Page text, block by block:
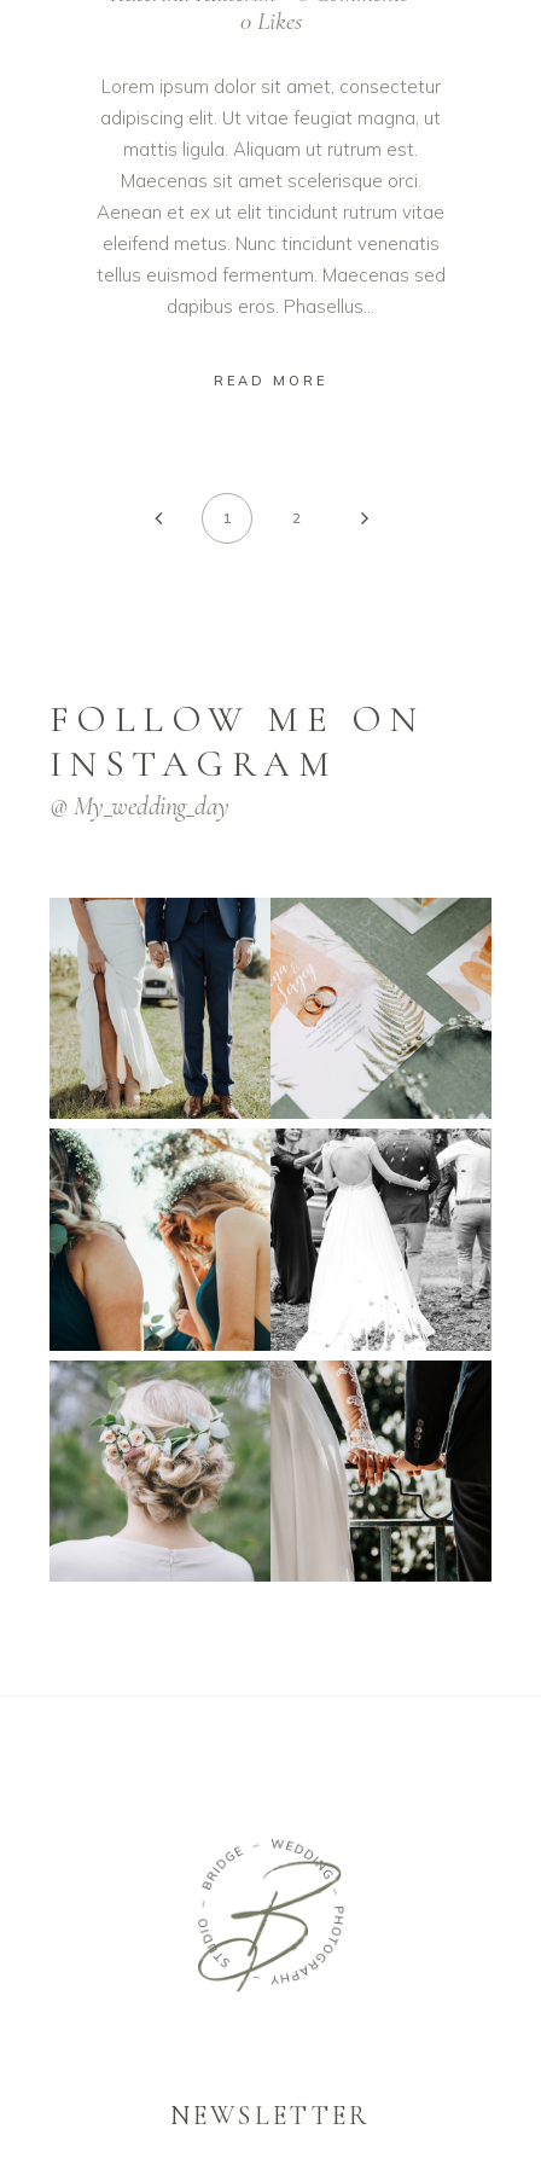
0 Likes
Lorem ipsum dolor sit amet, consectetur
adipiscing elit. Ut vitae feugiat magna, ut
mattis ligula. Aliquam ut rutrum est.
Maecenas sit amet scelerisque orci.
Aenean et ex ut elit tincidunt rutrum vitae
eleifend metus. Nunc tincidunt venenatis
tellus euismod fermentum. Maecenas sed
dapibus eros. Phasellus...
READ MORE
1 2
FOLLOW ME ON
INSTAGRAM
@ My_wedding_day
NEWSLETTER